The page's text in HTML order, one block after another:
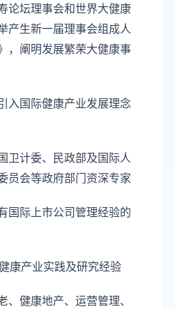
论坛理事会和世界大健康
产生新一届理事会组成人
，阐明发展繁荣大健康事
国际健康产业发展理念
计委、民政部及国际人
员会等政府部门资深专家
际上市公司管理经验的
康产业实践及研究经验
、健康地产、运营管理、